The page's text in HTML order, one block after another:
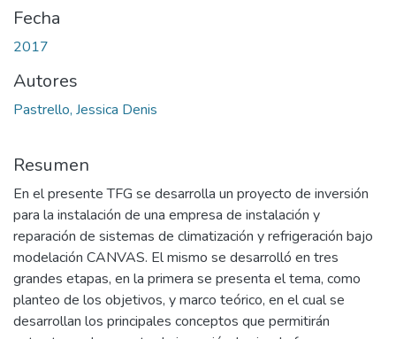
Fecha
2017
Autores
Pastrello, Jessica Denis
Resumen
En el presente TFG se desarrolla un proyecto de inversión
para la instalación de una empresa de instalación y
reparación de sistemas de climatización y refrigeración bajo
modelación CANVAS. El mismo se desarrolló en tres
grandes etapas, en la primera se presenta el tema, como
planteo de los objetivos, y marco teórico, en el cual se
desarrollan los principales conceptos que permitirán